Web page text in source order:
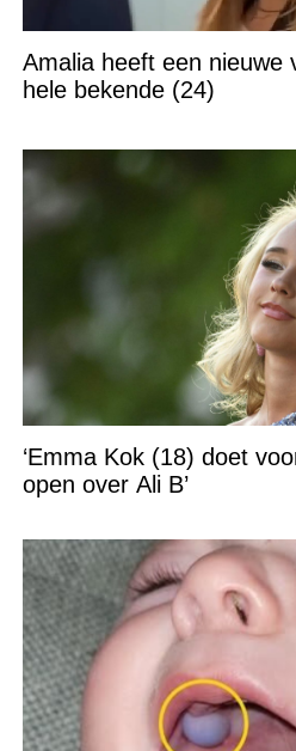
Amalia heeft een nieuwe
hele bekende (24)
‘Emma Kok (18) doet
open over Ali B’